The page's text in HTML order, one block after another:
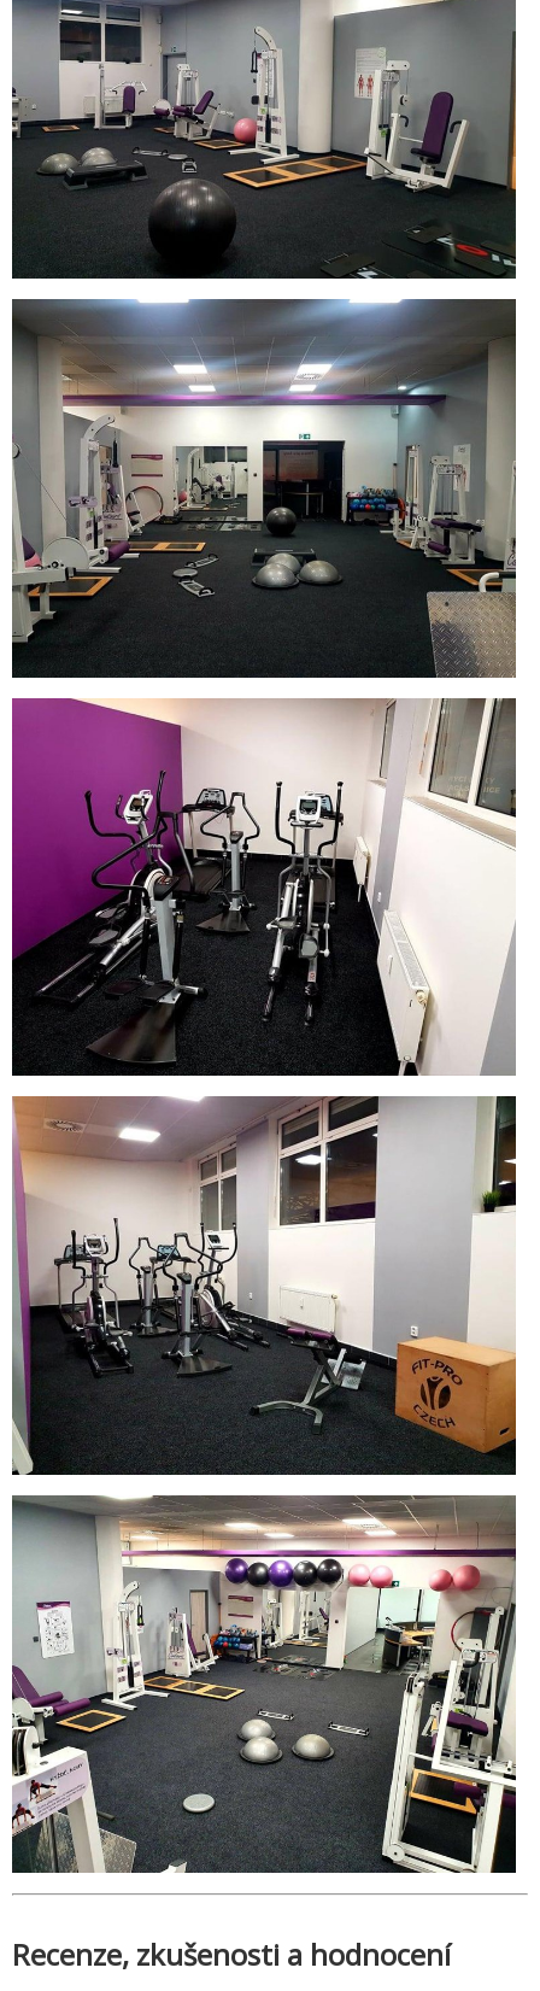
Recenze, zkušenosti a hodnocení